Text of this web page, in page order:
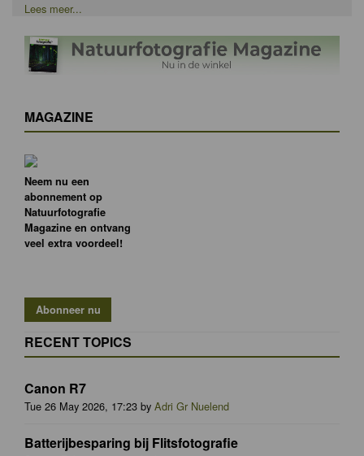
Lees meer...
MAGAZINE
Neem nu een
abonnement op
Natuurfotografie
Magazine en ontvang
veel extra voordeel!
RECENT TOPICS
Canon R7
Tue 26 May 2026, 17:23 by Adri Gr Nuelend
Batterijbesparing bij Flitsfotografie